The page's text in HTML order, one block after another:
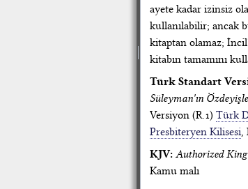
ayete kadar izinsiz
kullanılabilir; ancak
kitaptan olamaz;
kitabın tamamını
Türk Standart
Süleyman'ın
Versiyon (R.1) Türk
Presbiteryen Kilisesi,
KJV: Authorized King
Kamu malı